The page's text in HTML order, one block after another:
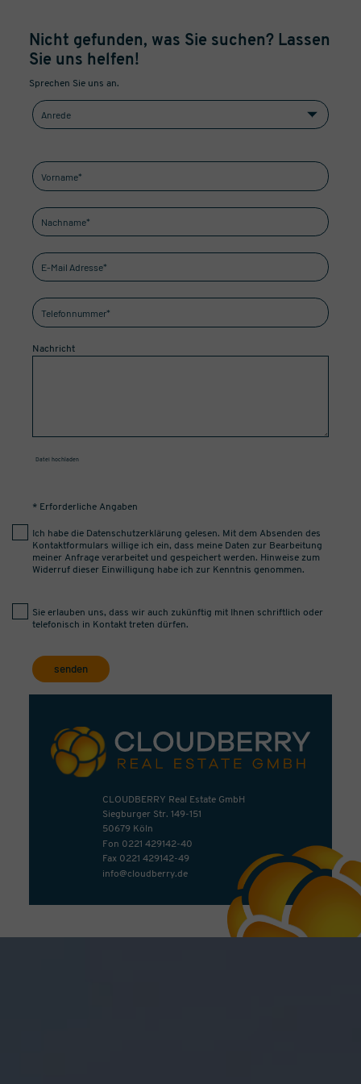
Nicht gefunden, was Sie suchen? Lassen
Sie uns helfen!
Sprechen Sie uns an.
Nachricht
Datei hochladen
* Erforderliche Angaben
Ich habe die Datenschutzerklärung gelesen. Mit dem Absenden des
Kontaktformulars willige ich ein, dass meine Daten zur Bearbeitung
meiner Anfrage verarbeitet und gespeichert werden. Hinweise zum
Widerruf dieser Einwilligung habe ich zur Kenntnis genommen.
Sie erlauben uns, dass wir auch zukünftig mit Ihnen schriftlich oder
telefonisch in Kontakt treten dürfen.
senden
CLOUDBERRY Real Estate GmbH
Siegburger Str. 149-151
50679 Köln
Fon 0221 429142-40
Fax 0221 429142-49
info@cloudberry.de